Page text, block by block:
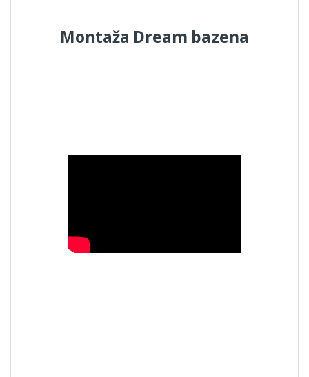
Montaža Dream bazena